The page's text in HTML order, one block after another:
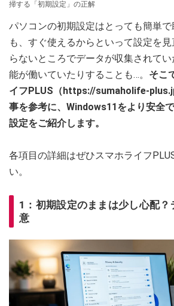
掃する「初期設定」の正解
パソコンの初期設定はとっても簡単
も、すぐ使えるからといって設定を
らないところでデータが収集されて
能が働いていたりすることも…。 そこ
イフPLUS（https://sumaholife-
事を参考に、Windows11をより安全
設定をご紹介します。
各項目の詳細はぜひスマホライフ
い。
1：初期設定のままは少し心配？
意